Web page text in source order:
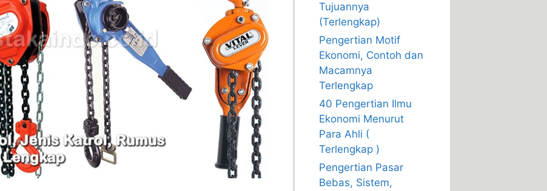
Tujuannya
(Terlengkap)
Pengertian Motif
Ekonomi, Contoh dan
Macamnya
Terlengkap
40 Pengertian Ilmu
Ekonomi Menurut
Para Ahli (
Terlengkap )
Pengertian Pasar
Bebas, Sistem,